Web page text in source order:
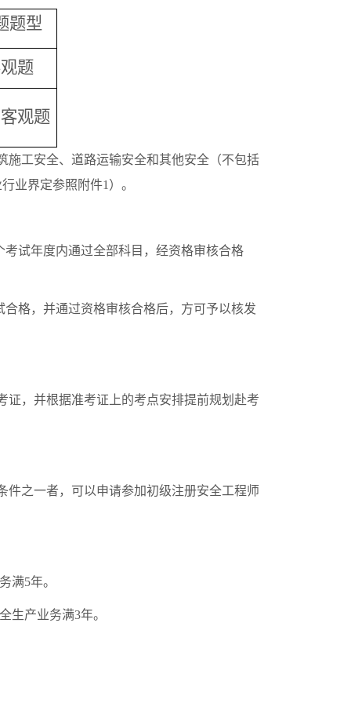
题型
题
观题
工安全、道路运输安全和其他安全（不包括
业界定参照附件1）。
试年度内通过全部科目，经资格审核合格
格，并通过资格审核合格后，方可予以核发
，并根据准考证上的考点安排提前规划赴考
之一者，可以申请参加初级注册安全工程师
满5年。
产业务满3年。